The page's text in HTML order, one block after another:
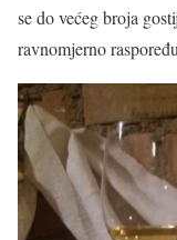
se do većeg broja
ravnomjerno